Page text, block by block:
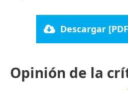
Descargar
Opinión de la